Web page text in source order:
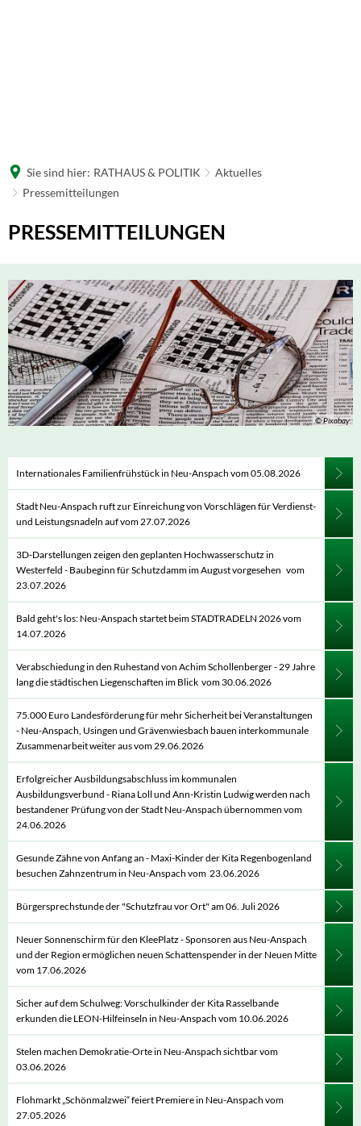
Sie sind hier: RATHAUS & POLITIK
Aktuelles
Pressemitteilungen
Pressemitteilungen
PRESSEMITTEILUNGEN
© Pixabay
Internationales Familienfrühstück in Neu-Anspach vom 05.08.2026
Stadt Neu-Anspach ruft zur Einreichung von Vorschlägen für Verdienst-
und Leistungsnadeln auf vom 27.07.2026
3D-Darstellungen zeigen den geplanten Hochwasserschutz in
Westerfeld - Baubeginn für Schutzdamm im August vorgesehen vom
23.07.2026
Bald geht's los: Neu-Anspach startet beim STADTRADELN 2026 vom
14.07.2026
Verabschiedung in den Ruhestand von Achim Schollenberger - 29 Jahre
lang die städtischen Liegenschaften im Blick vom 30.06.2026
75.000 Euro Landesförderung für mehr Sicherheit bei Veranstaltungen
- Neu-Anspach, Usingen und Grävenwiesbach bauen interkommunale
Zusammenarbeit weiter aus vom 29.06.2026
Erfolgreicher Ausbildungsabschluss im kommunalen
Ausbildungsverbund - Riana Loll und Ann-Kristin Ludwig werden nach
bestandener Prüfung von der Stadt Neu-Anspach übernommen vom
24.06.2026
Gesunde Zähne von Anfang an - Maxi-Kinder der Kita Regenbogenland
besuchen Zahnzentrum in Neu-Anspach vom 23.06.2026
Bürgersprechstunde der "Schutzfrau vor Ort" am 06. Juli 2026
Neuer Sonnenschirm für den KleePlatz - Sponsoren aus Neu-Anspach
und der Region ermöglichen neuen Schattenspender in der Neuen Mitte
vom 17.06.2026
Sicher auf dem Schulweg: Vorschulkinder der Kita Rasselbande
erkunden die LEON-Hilfeinseln in Neu-Anspach vom 10.06.2026
Stelen machen Demokratie-Orte in Neu-Anspach sichtbar vom
03.06.2026
Flohmarkt „Schönmalzwei“ feiert Premiere in Neu-Anspach vom
27.05.2026